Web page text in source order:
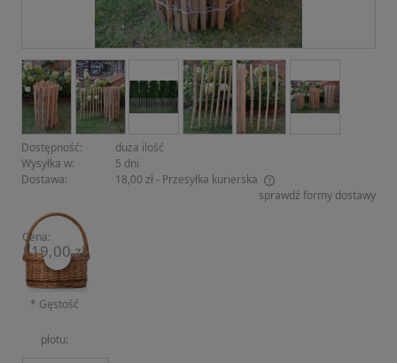
Dostępność:
duża ilość
Wysyłka w:
5 dni
Dostawa:
18,00 zł- Przesyłka kurierska
Cena nie zawiera ewentualnych kosztów płatnościsprawdź formy dostawy
Cena:
119,00 zł
* Gęstość
płotu: